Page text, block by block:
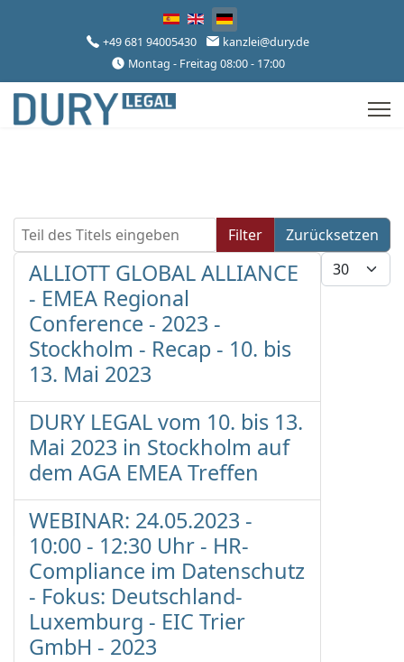
Sprache auswählen
+49 681 94005430
kanzlei@dury.de
Montag - Freitag 08:00 - 17:00
Teil des Titels eingeben Filter
Zurücksetzen
Anzeige #
ALLIOTT GLOBAL ALLIANCE
- EMEA Regional
Conference - 2023 -
Stockholm - Recap - 10. bis
13. Mai 2023
DURY LEGAL vom 10. bis 13.
Mai 2023 in Stockholm auf
dem AGA EMEA Treffen
WEBINAR: 24.05.2023 -
10:00 - 12:30 Uhr - HR-
Compliance im Datenschutz
- Fokus: Deutschland-
Luxemburg - EIC Trier
GmbH - 2023